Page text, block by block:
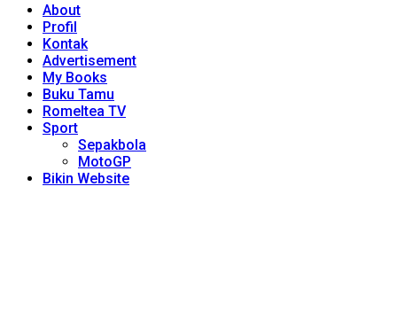
About
Profil
Kontak
Advertisement
My Books
Buku Tamu
Romeltea TV
Sport
Sepakbola
MotoGP
Bikin Website